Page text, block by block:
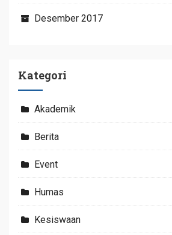
Desember 2017
Kategori
Akademik
Berita
Event
Humas
Kesiswaan